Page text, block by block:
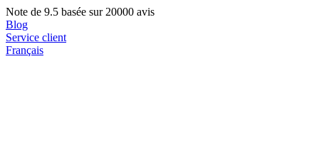
Note de 9.5 basée sur 20000 avis
Blog
Service client
Français